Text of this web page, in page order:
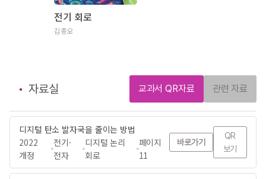
전기 회로
김종오
자료실 교과서 QR자료 관련 자료
디지털 탄소 발자국을 줄이는 방법
2022
개정
전기·
전자
디지털 논리
회로
페이지
11
바로가기
QR
보기